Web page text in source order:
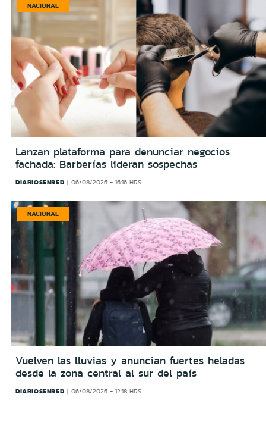
NACIONAL
Lanzan plataforma para denunciar negocios
fachada: Barberías lideran sospechas
DIARIOSENRED 06/08/2026 - 16:16 HRS
NACIONAL
Vuelven las lluvias y anuncian fuertes heladas
desde la zona central al sur del país
DIARIOSENRED 06/08/2026 - 12:18 HRS